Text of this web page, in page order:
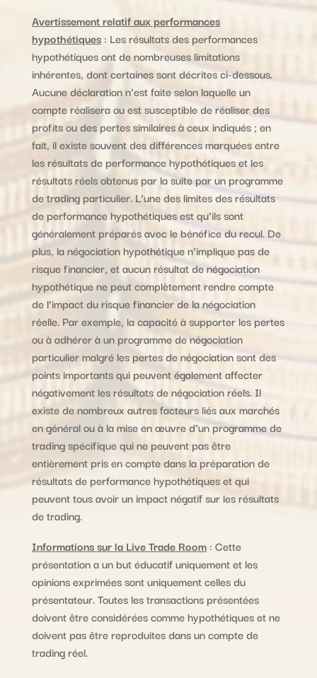
Avertissement relatif aux performances
hypothétiques: Les résultats des performances
hypothétiques ont de nombreuses limitations
inhérentes, dont certaines sont décrites ci-dessous.
Aucune déclaration n’est faite selon laquelle un
compte réalisera ou est susceptible de réaliser des
profits ou des pertes similaires à ceux indiqués ; en
fait, il existe souvent des différences marquées entre
les résultats de performance hypothétiques et les
résultats réels obtenus par la suite par un programme
de trading particulier. L’une des limites des résultats
de performance hypothétiques est qu’ils sont
généralement préparés avec le bénéfice du recul. De
plus, la négociation hypothétique n’implique pas de
risque financier, et aucun résultat de négociation
hypothétique ne peut complètement rendre compte
de l’impact du risque financier de la négociation
réelle. Par exemple, la capacité à supporter les pertes
ou à adhérer à un programme de négociation
particulier malgré les pertes de négociation sont des
points importants qui peuvent également affecter
négativement les résultats de négociation réels. Il
existe de nombreux autres facteurs liés aux marchés
en général ou à la mise en œuvre d’un programme de
trading spécifique qui ne peuvent pas être
entièrement pris en compte dans la préparation de
résultats de performance hypothétiques et qui
peuvent tous avoir un impact négatif sur les résultats
de trading.
Informations sur la Live Trade Room: Cette
présentation a un but éducatif uniquement et les
opinions exprimées sont uniquement celles du
présentateur. Toutes les transactions présentées
doivent être considérées comme hypothétiques et ne
doivent pas être reproduites dans un compte de
trading réel.